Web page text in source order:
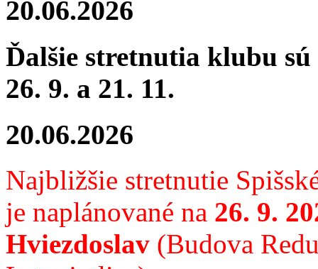
20.06.2026
Ďalšie stretnutia klubu
26. 9. a 21. 11.
20.06.2026
Najbližšie stretnutie
je naplánované na 26. 9.
Hviezdoslav (Budova